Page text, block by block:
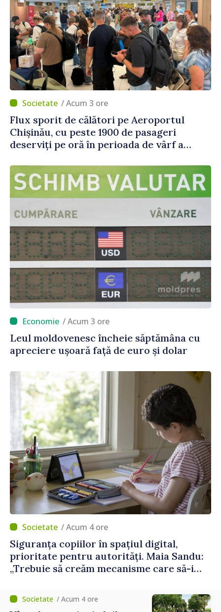
/ Acum 3 ore
Flux sporit de călători pe Aeroportul
Chișinău, cu peste 1900 de pasageri
deserviți pe oră în perioada de vârf a
/ Acum 3 ore
Leul moldovenesc încheie săptămâna cu
apreciere ușoară față de euro și dolar
/ Acum 4 ore
Siguranța copiilor în spațiul digital,
prioritate pentru autorități. Maia Sandu:
„Trebuie să creăm mecanisme care să-i
/ Acum 4 ore